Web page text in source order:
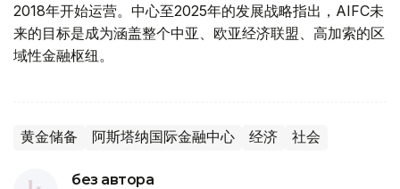
2018年开始运营。中心至2025年的发展战略指出，AIFC未
来的目标是成为涵盖整个中亚、欧亚经济联盟、高加索的区
域性金融枢纽。
黄金储备 阿斯塔纳国际金融中心 经济 社会
без автора